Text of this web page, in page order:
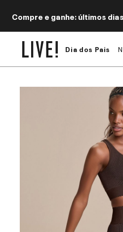
Compre e ganhe: últimos
Dia dos Pais